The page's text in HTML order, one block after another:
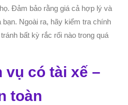
Đảm bảo rằng giá cả hợp lý và
Ngoài ra, hãy kiểm tra chính
bất kỳ rắc rối nào trong quá
vụ có tài xế –
toàn